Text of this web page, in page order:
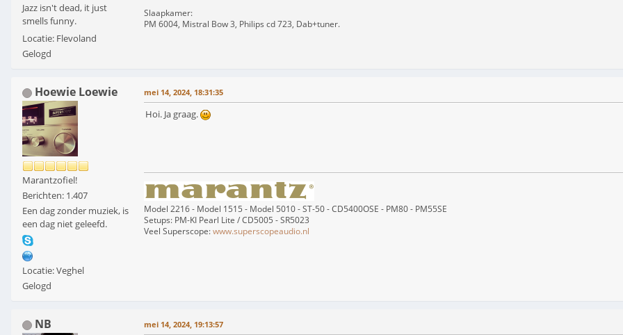
Jazz isn't dead, it just
smells funny.
Locatie: Flevoland
Gelogd
Slaapkamer:
PM 6004, Mistral Bow 3, Philips cd 723, Dab+tuner.
Hoewie Loewie
Marantzofiel!
Berichten: 1.407
Een dag zonder muziek, is
een dag niet geleefd.
Locatie: Veghel
Gelogd
mei 14, 2024, 18:31:35
Hoi. Ja graag.
Model 2216 - Model 1515 - Model 5010 - ST-50 - CD5400OSE - PM80 - PM55SE
Setups: PM-KI Pearl Lite / CD5005 - SR5023
Veel Superscope:www.superscopeaudio.nl
NB mei 14, 2024, 19:13:57